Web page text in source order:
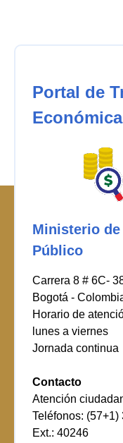
Portal de
Económica
Ministerio
Público
Carrera 8 # 6C-
Bogotá -
Horario de
lunes a viernes
Jornada continua
Contacto
Atención
Teléfonos:
Ext.: 40246